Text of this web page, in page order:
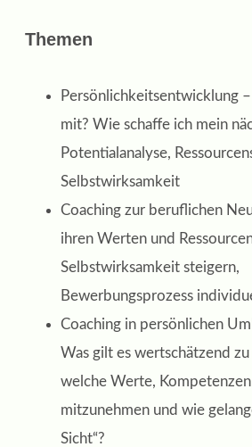
Themen
Persönlichkeitsentwicklung
mit? Wie schaffe ich mein
Potentialanalyse,
Selbstwirksamkeit
Coaching zur beruflichen
ihren Werten und
Selbstwirksamkeit steigern,
Bewerbungsprozess
Coaching in persönlichen
Was gilt es wertschätzend
welche Werte, Kompetenzen
mitzunehmen und wie
Sicht“?